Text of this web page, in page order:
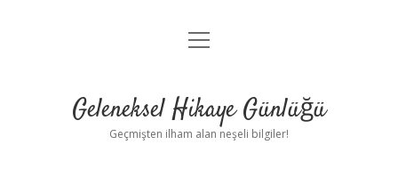
Anasayfa
Yasal Uyarı
menüyü
Geleneksel Hikaye Günlüğü
Geçmişten ilham alan neşeli bilgiler!